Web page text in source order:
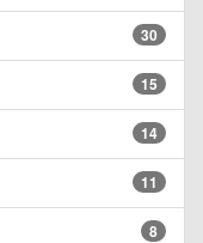
30
15
14
11
8